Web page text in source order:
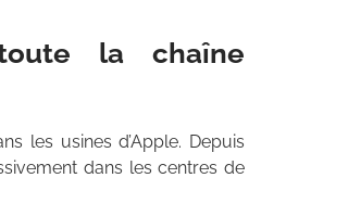
toute la chaîne
les usines d’Apple. Depuis
dans les centres de